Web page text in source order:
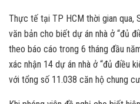
Thực tế tại TP HCM thời gian qua,
văn bản cho biết dự án nhà ở “đủ
theo báo cáo trong 6 tháng đầu
xác nhận 14 dự án nhà ở “đủ điều
với tổng số 11.038 căn hộ chung